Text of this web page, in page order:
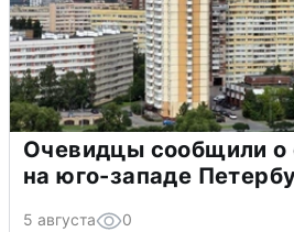
Очевидцы сообщили о
на юго-западе
5 августа 0